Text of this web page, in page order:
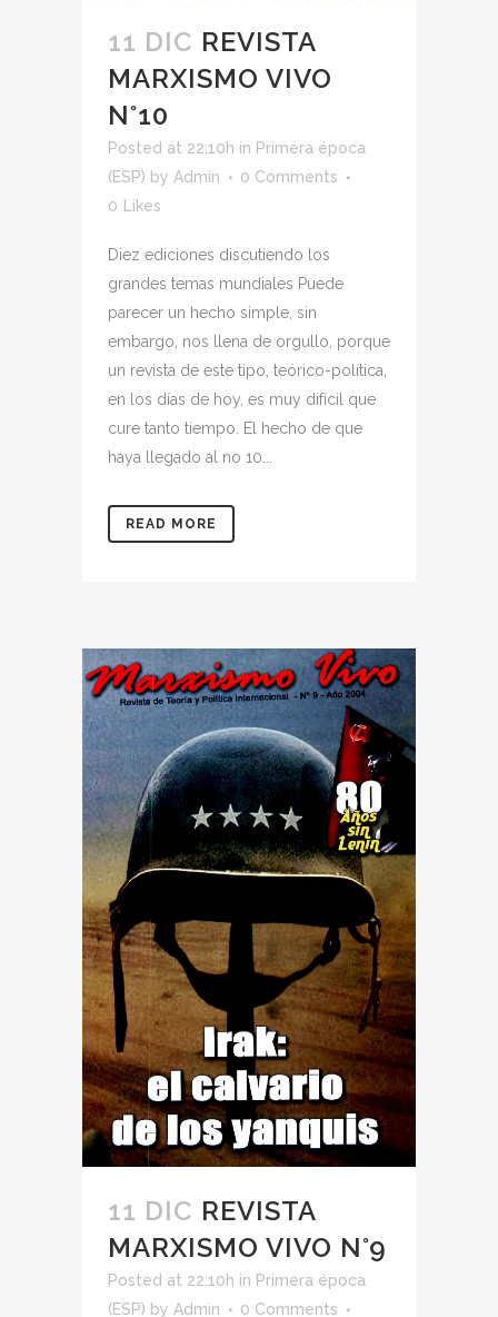
11 DIC REVISTA
MARXISMO VIVO
N°10
Posted at 22:10h in Primera época
(ESP) by Admin
0 Comments
0
Likes
Diez ediciones discutiendo los
grandes temas mundiales Puede
parecer un hecho simple, sin
embargo, nos llena de orgullo, porque
un revista de este tipo, teórico-política,
en los días de hoy, es muy difícil que
cure tanto tiempo. El hecho de que
haya llegado al no 10...
READ MORE
11 DIC REVISTA
MARXISMO VIVO N°9
Posted at 22:10h in Primera época
(ESP) by Admin
0 Comments